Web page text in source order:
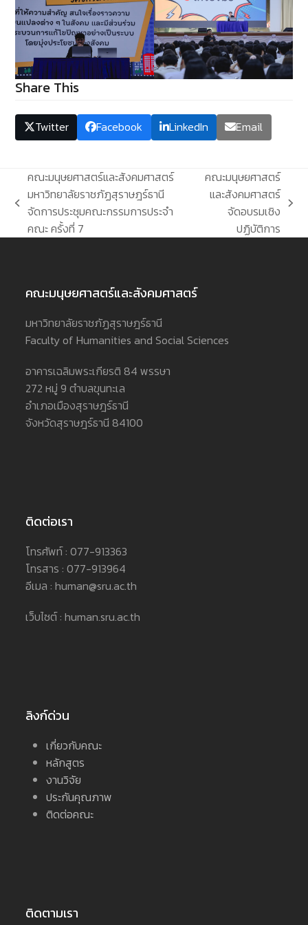
Share This
Twitter Facebook LinkedIn Email
previous
post:
คณะมนุษยศาสตร์และสังคมศาสตร์
มหาวิทยาลัยราชภัฏสุราษฎร์ธานี
จัดการประชุมคณะกรรมการประจำ
คณะ ครั้งที่ 7
คณะมนุษยศาสตร์
และสังคมศาสตร์
จัดอบรมเชิง
ปฏิบัติการ
คณะมนุษยศาสตร์และสังคมศาสตร์
มหาวิทยาลัยราชภัฏสุราษฎร์ธานี
Faculty of Humanities and Social Sciences
อาคารเฉลิมพระเกียรติ 84 พรรษา
272 หมู่ 9 ตำบลขุนทะเล
อำเภอเมืองสุราษฎร์ธานี
จังหวัดสุราษฎร์ธานี 84100
ติดต่อเรา
โทรศัพท์ : 077-913363
โทรสาร : 077-913964
อีเมล : human@sru.ac.th
เว็บไซต์ : human.sru.ac.th
ลิงก์ด่วน
เกี่ยวกับคณะ
หลักสูตร
งานวิจัย
ประกันคุณภาพ
ติดต่อคณะ
ติดตามเรา